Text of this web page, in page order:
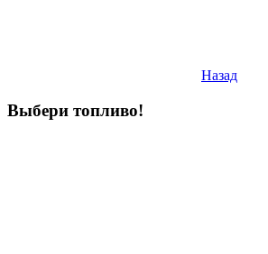
Назад
Выбери топливо!